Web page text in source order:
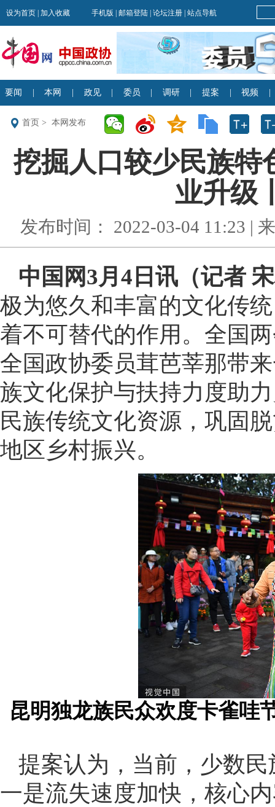
首页 > 本网发布
挖掘人口较少民族特
业升级
发布时间： 2022-03-04 11:23 |
中国网3月4日讯（记者
极为悠久和丰富的文化传
着不可替代的作用。全国
全国政协委员茸芭莘那带
族文化保护与扶持力度助
民族传统文化资源，巩固
地区乡村振兴。
昆明独龙族民众欢度卡雀哇
提案认为，当前，少数
一是流失速度加快，核心